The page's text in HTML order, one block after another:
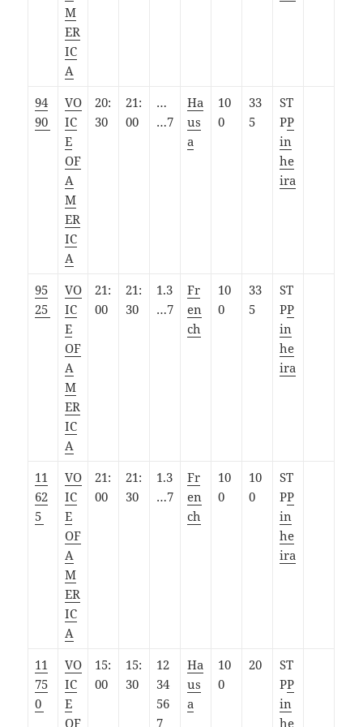
M
ER
IC
A
94
90
VO
IC
E
OF
A
M
ER
IC
A
20:
30
21:
00
…
…7
Ha
us
a
10
0
33
5
ST
PP
in
he
ira
95
25
VO
IC
E
OF
A
M
ER
IC
A
21:
00
21:
30
1.3
…7
Fr
en
ch
10
0
33
5
ST
PP
in
he
ira
11
62
5
VO
IC
E
OF
A
M
ER
IC
A
21:
00
21:
30
1.3
…7
Fr
en
ch
10
0
10
0
ST
PP
in
he
ira
11
75
0
VO
IC
E
OF
15:
00
15:
30
12
34
56
7
Ha
us
a
10
0
20
ST
PP
in
he